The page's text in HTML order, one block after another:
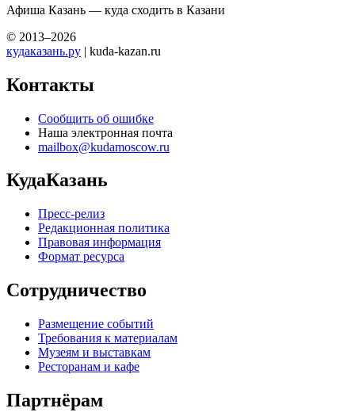
Афиша Казань — куда сходить в Казани
© 2013–2026
кудаказань.ру | kuda-kazan.ru
Контакты
Сообщить об ошибке
Наша электронная почта
mailbox@kudamoscow.ru
КудаКазань
Пресс-релиз
Редакционная политика
Правовая информация
Формат ресурса
Сотрудничество
Размещение событий
Требования к материалам
Музеям и выставкам
Ресторанам и кафе
Партнёрам